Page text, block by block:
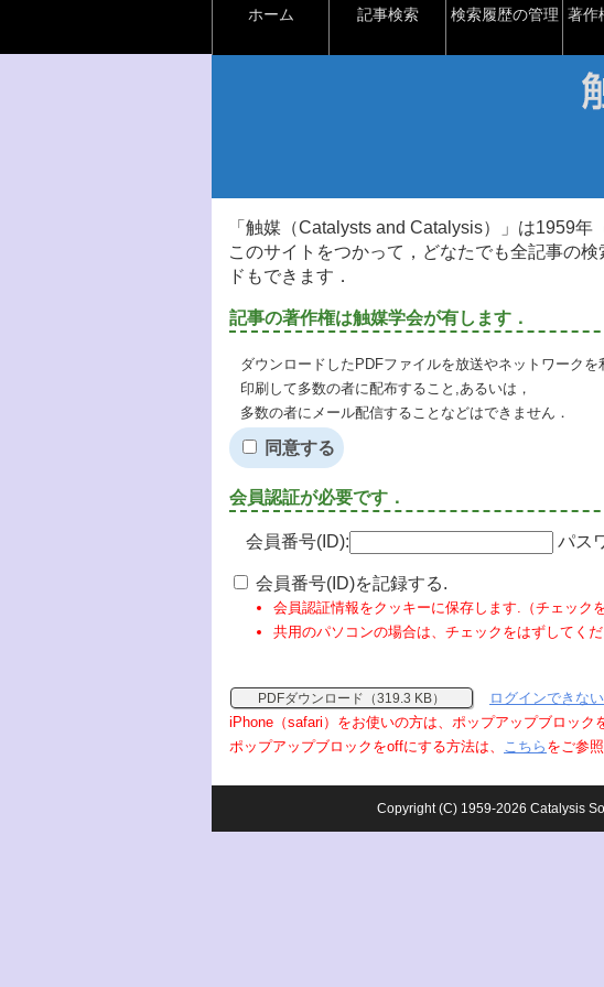
ホーム 記事検索 検索履歴の管理 著作
「触媒（Catalysts and Catalysis）」は1959
このサイトをつかって，どなたでも全記事の
ドもできます．
記事の著作権は触媒学会が有します．
ダウンロードしたPDFファイルを放送やネットワーク
印刷して多数の者に配布すること,あるいは，
多数の者にメール配信することなどはできません．
同意する
会員認証が必要です．
会員番号(ID): パス
会員番号(ID)を記録する.
会員認証情報をクッキーに保存します.（チェック
共用のパソコンの場合は、チェックをはずしてくだ
PDFダウンロード（319.3 KB）
ログインできな
iPhone（safari）をお使いの方は、ポップアップブロック
ポップアップブロックをoffにする方法は、 こちら をご参
Copyright (C) 1959-2026 Catalysis